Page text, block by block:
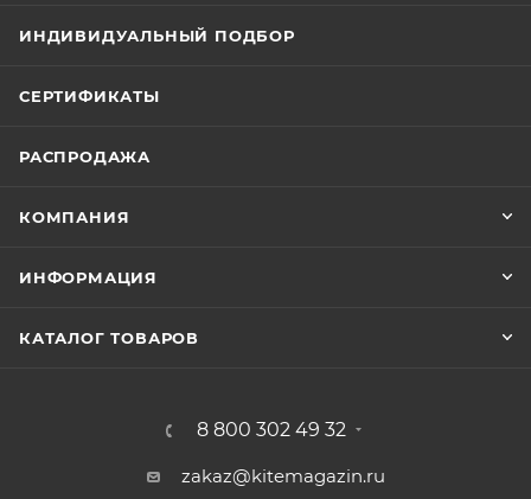
ИНДИВИДУАЛЬНЫЙ ПОДБОР
СЕРТИФИКАТЫ
РАСПРОДАЖА
КОМПАНИЯ
ИНФОРМАЦИЯ
КАТАЛОГ ТОВАРОВ
8 800 302 49 32
zakaz@kitemagazin.ru